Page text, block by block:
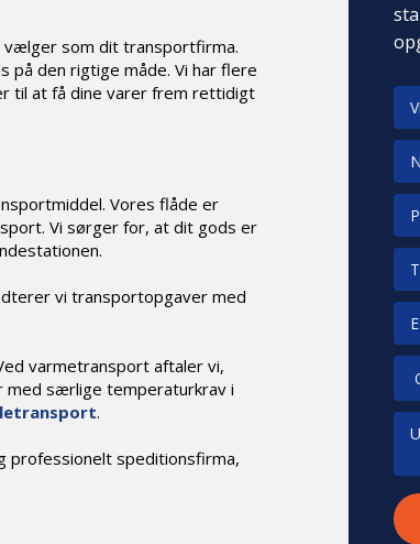
vælger som dit transportfirma.
på den rigtige måde. Vi har flere
til at få dine varer frem rettidigt
Vores flåde er
Vi sørger for, at dit gods er
vi transportopgaver med
varmetransport aftaler vi,
med særlige temperaturkrav i
.
professionelt speditionsfirma,